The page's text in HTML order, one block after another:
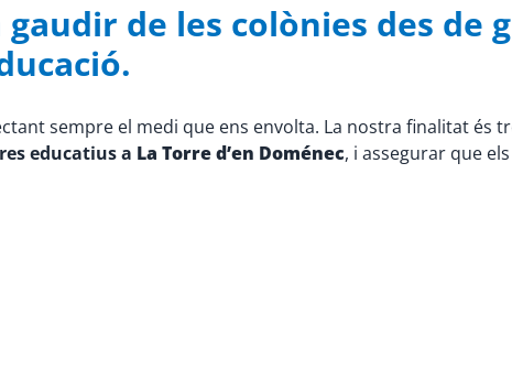
gaudir de les colònies des de
sempre el medi que ens envolta. La nostra finalitat és
educatius a La Torre d’en Doménec, i assegurar que